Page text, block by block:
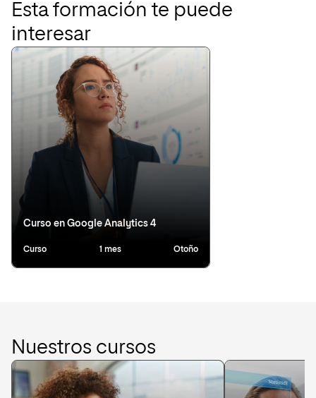
Esta formación te puede
interesar
Curso en Google Analytics 4
Curso 1 mes Otoño
Nuestros cursos